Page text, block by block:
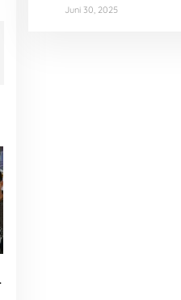
Juni 30, 2025